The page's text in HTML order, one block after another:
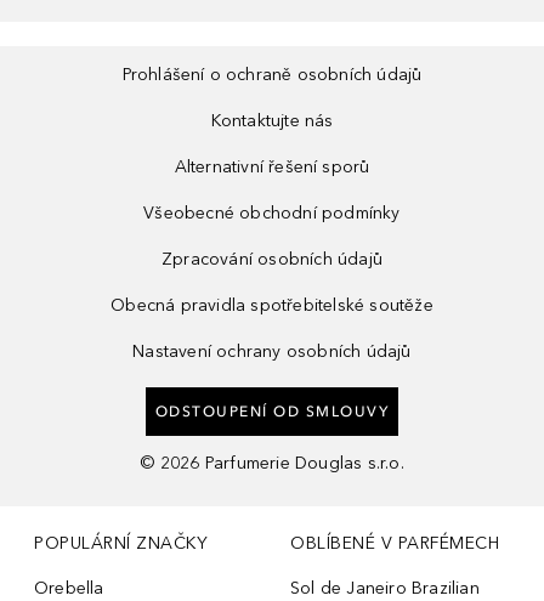
Prohlášení o ochraně osobních údajů
Kontaktujte nás
Alternativní řešení sporů
Všeobecné obchodní podmínky
Zpracování osobních údajů
Obecná pravidla spotřebitelské soutěže
Nastavení ochrany osobních údajů
ODSTOUPENÍ OD SMLOUVY
© 2026 Parfumerie Douglas s.r.o.
POPULÁRNÍ ZNAČKY
Orebella
OBLÍBENÉ V PARFÉMECH
Sol de Janeiro Brazilian